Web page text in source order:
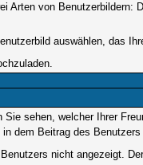
Arten von Benutzerbildern:
auswählen, das
sehen, welcher Ihrer
in dem Beitrag des Benutzers
nicht angezeigt.